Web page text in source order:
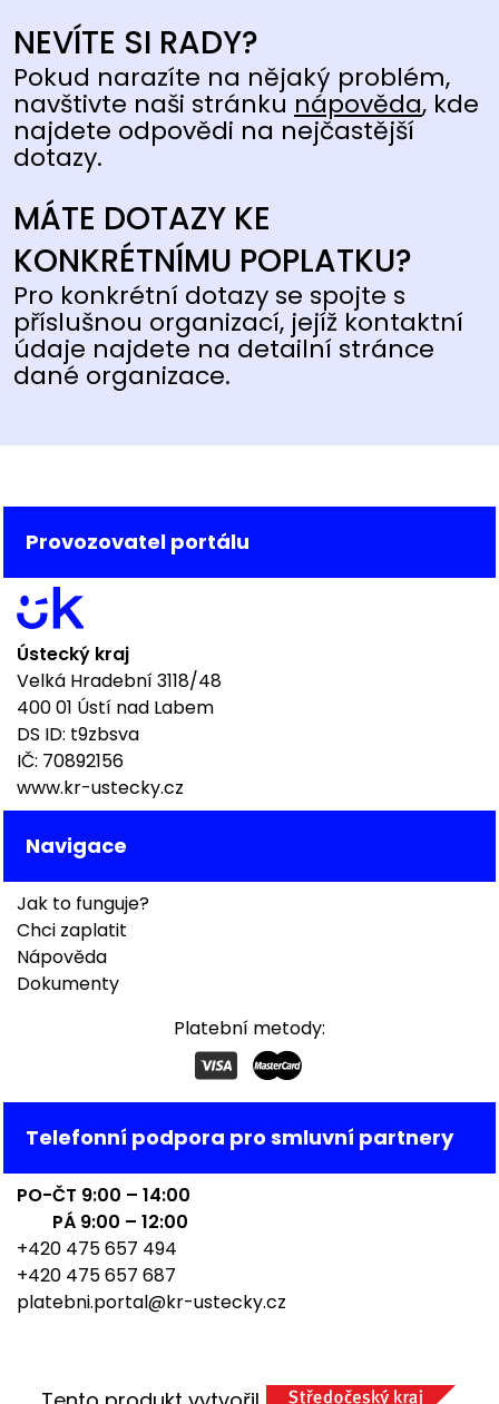
NEVÍTE SI RADY?
Pokud narazíte na nějaký problém,
navštivte naši stránku nápověda, kde
najdete odpovědi na nejčastější
dotazy.
MÁTE DOTAZY KE
KONKRÉTNÍMU POPLATKU?
Pro konkrétní dotazy se spojte s
příslušnou organizací, jejíž kontaktní
údaje najdete na detailní stránce
dané organizace.
Provozovatel portálu
Ústecký kraj
Velká Hradební 3118/48
400 01 Ústí nad Labem
DS ID: t9zbsva
IČ: 70892156
www.kr-ustecky.cz
Navigace
Jak to funguje?
Chci zaplatit
Nápověda
Dokumenty
Platební metody:
Telefonní podpora pro smluvní partnery
PO-ČT 9:00 – 14:00
PÁ 9:00 – 12:00
+420 475 657 494
+420 475 657 687
platebni.portal@kr-ustecky.cz